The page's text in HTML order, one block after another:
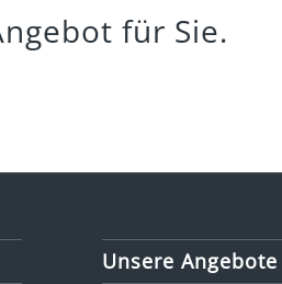
für Sie.
Unsere Angebote